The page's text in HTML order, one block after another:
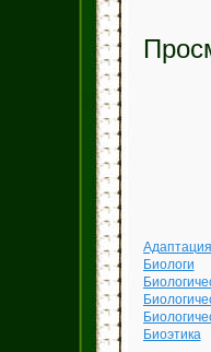
Адаптация
Биологи
Биоэтика